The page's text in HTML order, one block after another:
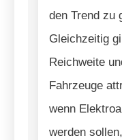
den Trend zu
Gleichzeitig
Reichweite
Fahrzeuge
wenn
werden